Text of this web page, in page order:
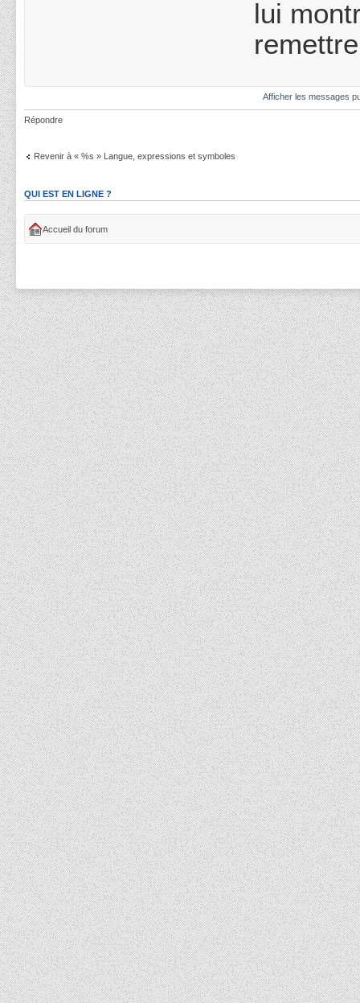
lui
Afficher les messages
Répondre
Revenir à « %s » Langue, expressions et symboles
QUI EST EN LIGNE ?
Accueil du forum